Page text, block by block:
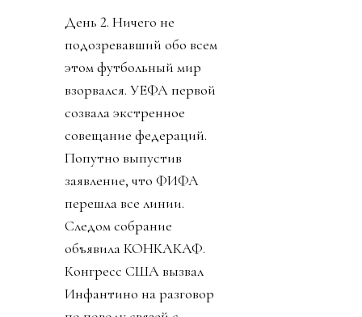
День 2. Ничего не
подозревавший обо всем
этом футбольный мир
взорвался. УЕФА первой
созвала экстренное
совещание федераций.
Попутно выпустив
заявление, что ФИФА
перешла все линии.
Следом собрание
объявила КОНКАКАФ.
Конгресс США вызвал
Инфантино на разговор